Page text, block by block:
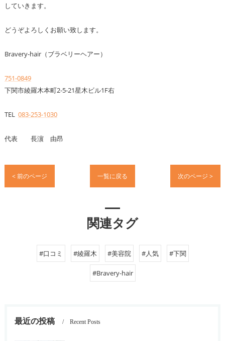
していきます。
どうぞよろしくお願い致します。
Bravery-hair（ブラベリーヘアー）
751-0849
下関市綾羅木本町2-5-21星木ビル1F右
TEL 083-253-1030
代表 長濵 由昂
< 前のページ 一覧に戻る 次のページ >
関連タグ
#口コミ #綾羅木 #美容院 #人気 #下関
#Bravery-hair
最近の投稿 Recent Posts